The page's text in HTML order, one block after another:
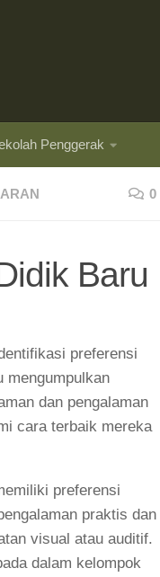
Penggerak
0
Baru
preferensi
mengumpulkan
dan pengalaman
cara terbaik mereka
preferensi
praktis dan
visual atau auditif.
dalam kelompok